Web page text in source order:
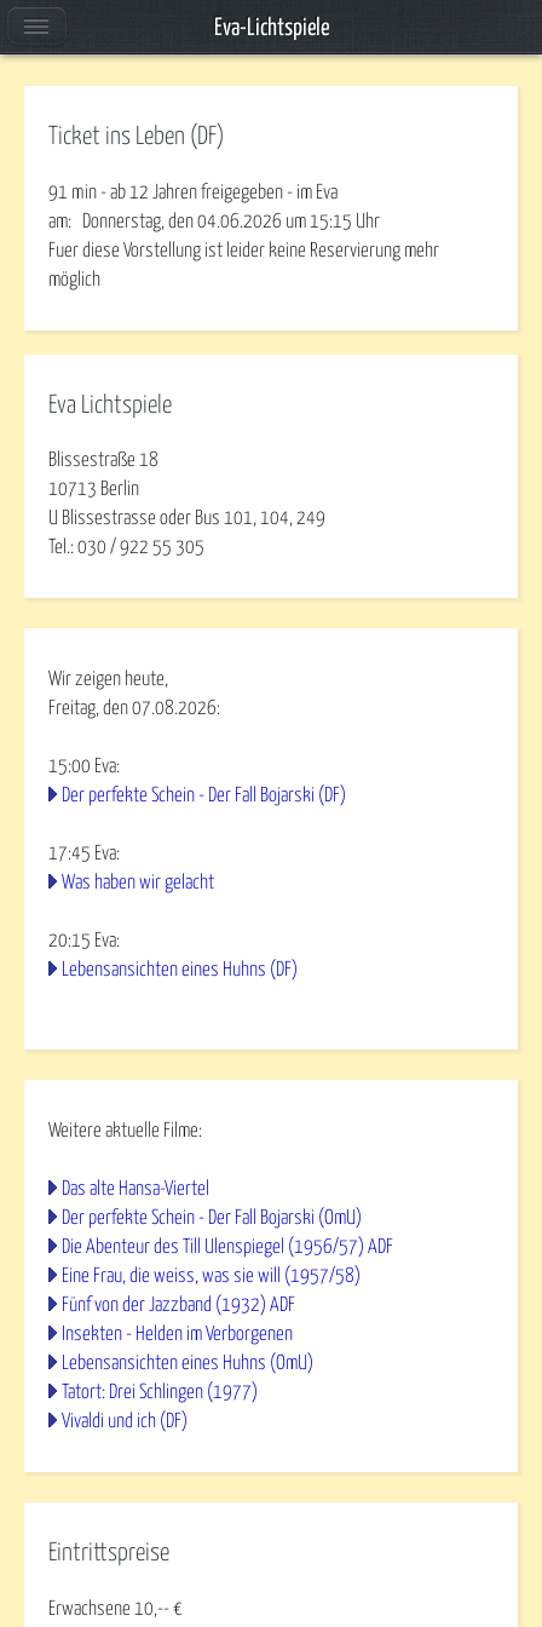
Eva Lichtspiele
Blissestraße 18
10713 Berlin
U Blissestrasse oder Bus 101, 104, 249
Tel.: 030 / 922 55 305
Wir zeigen heute,
Freitag, den 07.08.2026:
15:00 Eva:
Der perfekte Schein - Der Fall Bojarski (DF)
17:45 Eva:
Was haben wir gelacht
20:15 Eva:
Lebensansichten eines Huhns (DF)
Weitere aktuelle Filme:
Das alte Hansa-Viertel
Der perfekte Schein - Der Fall Bojarski (OmU)
Die Abenteur des Till Ulenspiegel (1956/57) ADF
Eine Frau, die weiss, was sie will (1957/58)
Fünf von der Jazzband (1932) ADF
Insekten - Helden im Verborgenen
Lebensansichten eines Huhns (OmU)
Tatort: Drei Schlingen (1977)
Vivaldi und ich (DF)
Eintrittspreise
Erwachsene 10,-- €
Ticket ins Leben (DF)
91 min - ab 12 Jahren freigegeben - im Eva
am:
Donnerstag, den 04.06.2026 um 15:15 Uhr
Fuer diese Vorstellung ist leider keine Reservierung mehr
möglich
Eva-Lichtspiele